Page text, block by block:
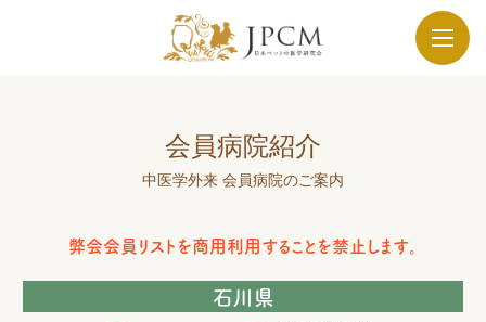
会員病院紹介
中医学外来 会員病院のご案内
弊会会員リストを商用利用することを禁止します。
石川県